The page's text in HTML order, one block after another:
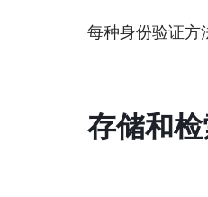
每种身份验证方
存储和